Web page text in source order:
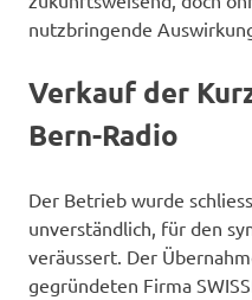
nutzbringende
Verkauf der
Bern-Radio
Der Betrieb wurde
unverständlich, für den
veräussert. Der
gegründeten Firma